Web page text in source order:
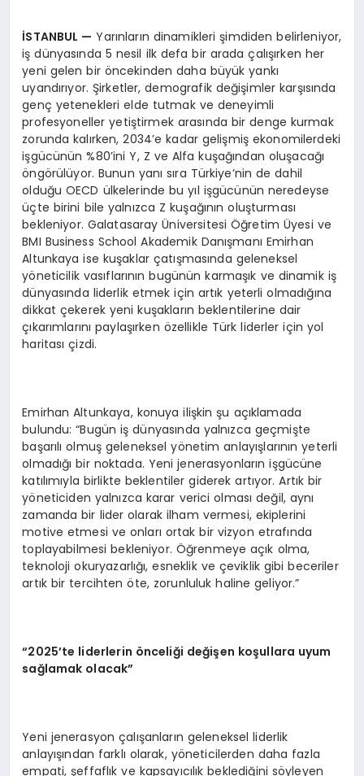
İSTANBUL — Yarınların dinamikleri şimdiden belirleniyor,
iş dünyasında 5 nesil ilk defa bir arada çalışırken her
yeni gelen bir öncekinden daha büyük yankı
uyandırıyor. Şirketler, demografik değişimler karşısında
genç yetenekleri elde tutmak ve deneyimli
profesyoneller yetiştirmek arasında bir denge kurmak
zorunda kalırken, 2034’e kadar gelişmiş ekonomilerdeki
işgücünün %80’ini Y, Z ve Alfa kuşağından oluşacağı
öngörülüyor. Bunun yanı sıra Türkiye’nin de dahil
olduğu OECD ülkelerinde bu yıl işgücünün neredeyse
üçte birini bile yalnızca Z kuşağının oluşturması
bekleniyor. Galatasaray Üniversitesi Öğretim Üyesi ve
BMI Business School Akademik Danışmanı Emirhan
Altunkaya ise kuşaklar çatışmasında geleneksel
yöneticilik vasıflarının bugünün karmaşık ve dinamik iş
dünyasında liderlik etmek için artık yeterli olmadığına
dikkat çekerek yeni kuşakların beklentilerine dair
çıkarımlarını paylaşırken özellikle Türk liderler için yol
haritası çizdi.
Emirhan Altunkaya, konuya ilişkin şu açıklamada
bulundu: “Bugün iş dünyasında yalnızca geçmişte
başarılı olmuş geleneksel yönetim anlayışlarının yeterli
olmadığı bir noktada. Yeni jenerasyonların işgücüne
katılımıyla birlikte beklentiler giderek artıyor. Artık bir
yöneticiden yalnızca karar verici olması değil, aynı
zamanda bir lider olarak ilham vermesi, ekiplerini
motive etmesi ve onları ortak bir vizyon etrafında
toplayabilmesi bekleniyor. Öğrenmeye açık olma,
teknoloji okuryazarlığı, esneklik ve çeviklik gibi beceriler
artık bir tercihten öte, zorunluluk haline geliyor.”
“2025’te liderlerin önceliği değişen koşullara uyum
sağlamak olacak”
Yeni jenerasyon çalışanların geleneksel liderlik
anlayışından farklı olarak, yöneticilerden daha fazla
empati, şeffaflık ve kapsayıcılık beklediğini söyleyen